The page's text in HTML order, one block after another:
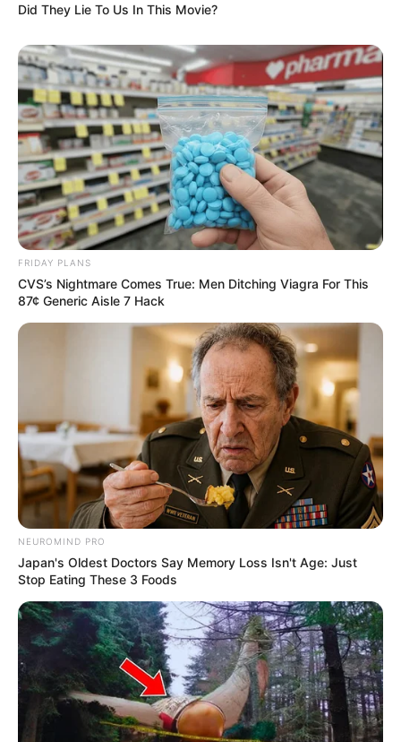
Did They Lie To Us In This Movie?
FRIDAY PLANS
CVS’s Nightmare Comes True: Men Ditching Viagra For This
87¢ Generic Aisle 7 Hack
NEUROMIND PRO
Japan's Oldest Doctors Say Memory Loss Isn't Age: Just
Stop Eating These 3 Foods